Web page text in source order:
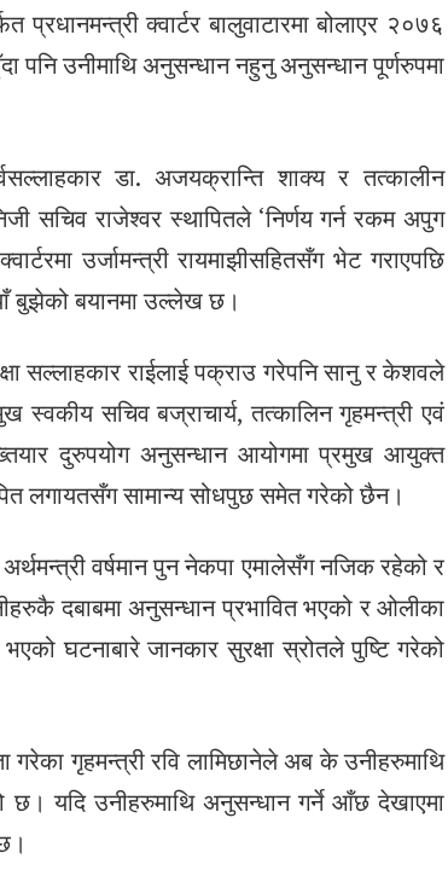
क्वार्टर बालुवाटारमा बोलाएर २०७६
पनि उनीमाथि अनुसन्धान नहुनु अनुसन्धान पूर्णरुपमा
डा. अजयक्रान्ति शाक्य र तत्कालीन
सचिव राजेश्वर स्थापितले ‘निर्णय गर्न रकम अपुग
उर्जामन्त्री रायमाझीसहितसँग भेट गराएपछि
बुझेको बयानमा उल्लेख छ।
सल्लाहकार राईलाई पक्राउ गरेपनि सानु र केशवले
सचिव बज्राचार्य, तत्कालिन गृहमन्त्री एवं
दुरुपयोग अनुसन्धान आयोगमा प्रमुख आयुक्त
लगायतसँग सामान्य सोधपुछ समेत गरेको छैन।
वर्षमान पुन नेकपा एमालेसँग नजिक रहेको र
दबाबमा अनुसन्धान प्रभावित भएको र ओलीका
घटनाबारे जानकार सुरक्षा स्रोतले पुष्टि गरेको
गृहमन्त्री रवि लामिछानेले अब के उनीहरुमाथि
यदि उनीहरुमाथि अनुसन्धान गर्ने आँछ देखाएमा